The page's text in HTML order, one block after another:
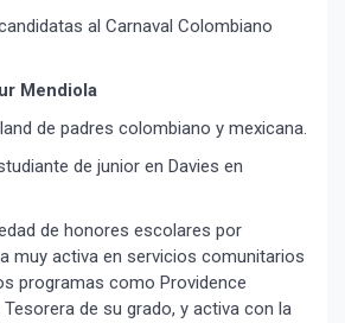
al Carnaval Colombiano
Mendiola
de padres colombiano y mexicana.
de junior en Davies en
de honores escolares por
muy activa en servicios comunitarios
programas como Providence
Tesorera de su grado, y activa con la